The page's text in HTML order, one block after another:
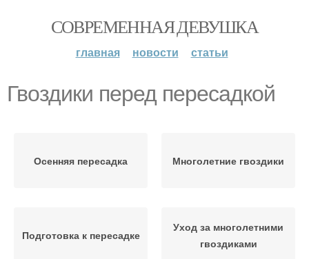
СОВРЕМЕННАЯ ДЕВУШКА
главная новости статьи
Гвоздики перед пересадкой
Осенняя пересадка Многолетние гвоздики
Подготовка к пересадке
Уход за многолетними
гвоздиками